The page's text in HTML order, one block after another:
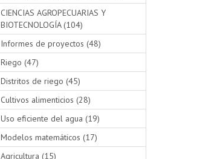
CIENCIAS AGROPECUARIAS Y
BIOTECNOLOGÍA (104)
Informes de proyectos (48)
Riego (47)
Distritos de riego (45)
Cultivos alimenticios (28)
Uso eficiente del agua (19)
Modelos matemáticos (17)
Agricultura (15)